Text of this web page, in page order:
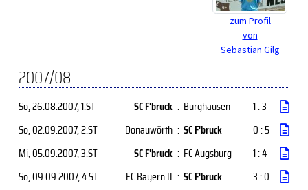
zum Profil
von
Sebastian Gilg
2007/08
So, 26.08.2007, 1.ST SC F'bruck : Burghausen
1 : 3
So, 02.09.2007, 2.ST Donauwörth : SC F'bruck
0 : 5
Mi, 05.09.2007, 3.ST SC F'bruck : FC Augsburg
1 : 4
So, 09.09.2007, 4.ST FC Bayern II : SC F'bruck
3 : 0